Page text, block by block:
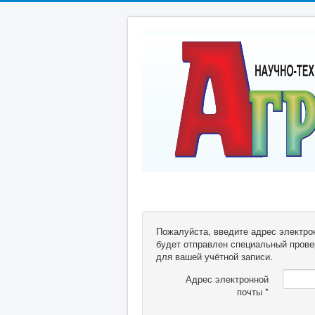
Пожалуйста, введите адрес
будет отправлен специальный
для вашей учётной записи.
Адрес электронной
почты *